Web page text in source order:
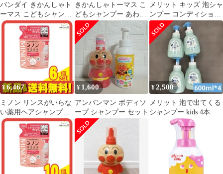
バンダイ きかんしゃト
ーマス こどもシャンプ
ー あわタイプ 空箱 ハ
ンドソープ
きかんしゃトーマス こ
どもシャンプー あわポ
ンプタイプ
メリット キッズ 泡シャ
ンプー コンディショナ
ー 12本
¥6,467
ミノン リンスがいらな
い薬用ヘアシャンプー
forキッズ 泡タイプ 詰
め替え用 320mL 6個セ
ット まとめ売り
¥ 1,600
アンパンマン ボディソ
ープ シャンプー セット
¥2,500
メリット 泡で出てくる
シャンプー kids 4本